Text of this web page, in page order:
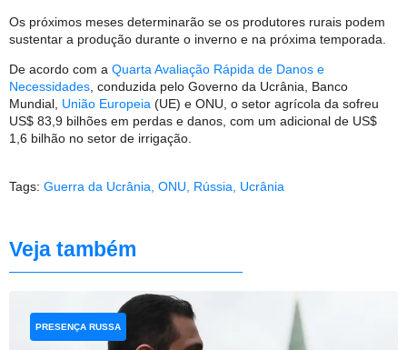
Os próximos meses determinarão se os produtores rurais podem
sustentar a produção durante o inverno e na próxima temporada.
De acordo com a Quarta Avaliação Rápida de Danos e
Necessidades , conduzida pelo Governo da Ucrânia, Banco
Mundial, União Europeia (UE) e ONU, o setor agrícola da sofreu
US$ 83,9 bilhões em perdas e danos, com um adicional de US$
1,6 bilhão no setor de irrigação.
Tags: Guerra da Ucrânia, ONU, Rússia, Ucrânia
Veja também
PRESENÇA RUSSA